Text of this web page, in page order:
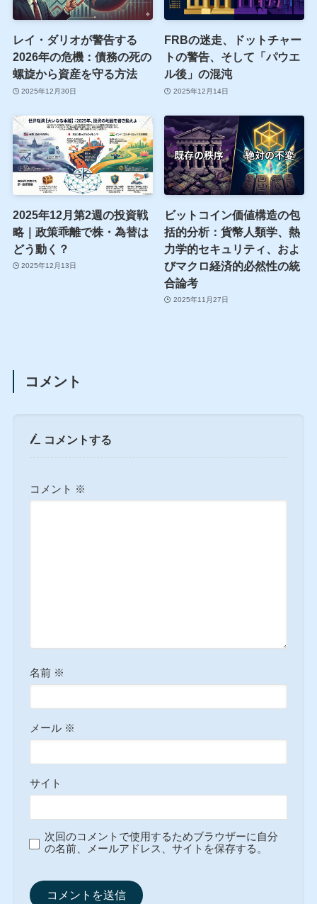
レイ・ダリオが警告する
2026年の危機：債務の死の
螺旋から資産を守る方法
2025年12月30日
FRBの迷走、ドットチャー
トの警告、そして「パウエ
ル後」の混沌
2025年12月14日
2025年12月第2週の投資戦
略｜政策乖離で株・為替は
どう動く？
2025年12月13日
ビットコイン価値構造の包
括的分析：貨幣人類学、熱
力学的セキュリティ、およ
びマクロ経済的必然性の統
合論考
2025年11月27日
コメント
コメントする
コメント ※
名前 ※
メール ※
サイト
次回のコメントで使用するためブラウザーに自分
の名前、メールアドレス、サイトを保存する。